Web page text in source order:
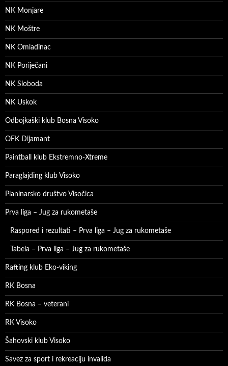
NK Monjare
NK Moštre
NK Omladinac
NK Poriječani
NK Sloboda
NK Uskok
Odbojkaški klub Bosna Visoko
OFK Dijamant
Paintball klub Ekstremno-Xtreme
Paraglajding klub Visoko
Planinarsko društvo Visočica
Prva liga – Jug za rukometaše
Raspored i rezultati – Prva liga – Jug za rukometaše
Tabela – Prva liga – Jug za rukometaše
Rafting klub Eko-viking
RK Bosna
RK Bosna – veterani
RK Visoko
Šahovski klub Visoko
Savez za sport i rekreaciju invalida